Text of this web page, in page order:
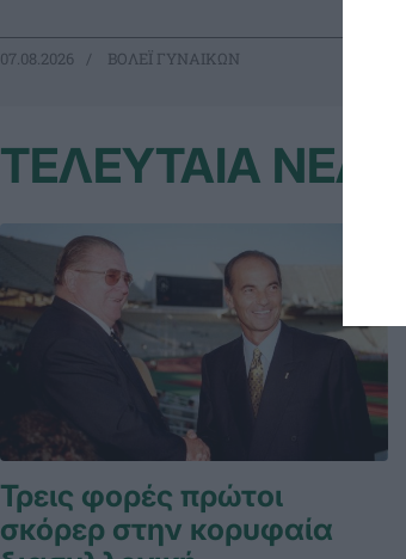
07.08.2026 ΒΟΛΕΪ ΓΥΝΑΙΚΩΝ
ΤΕΛΕΥΤΑΙΑ ΝΕΑ
Τρεις φορές πρώτοι
σκόρερ στην κορυφαία